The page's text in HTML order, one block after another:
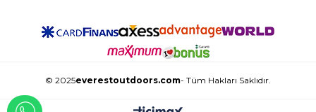
© 2025everestoutdoors.com- Tüm Hakları Saklıdır.